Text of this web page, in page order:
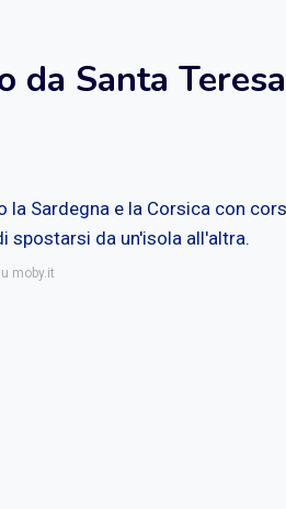
Santa
Sardegna e la Corsica con
spostarsi da un'isola all'altra.
moby.it